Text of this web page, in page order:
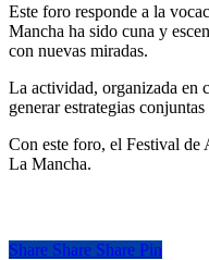
Este foro responde a la
Mancha ha sido cuna y
con nuevas miradas.
La actividad, organizada en
generar estrategias
Con este foro, el Festival de
La Mancha.
Share
Share Share Share Pin